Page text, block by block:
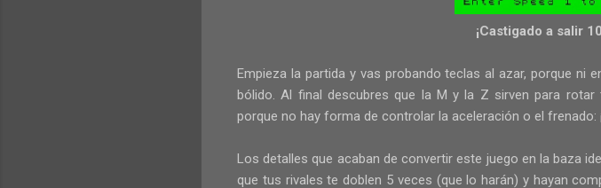
¡Castigado a salir
Empieza la partida y vas probando teclas al azar, porque
bólido. Al final descubres que la M y la Z sirven para
porque no hay forma de controlar la aceleración o el
Los detalles que acaban de convertir este juego en la baza
que tus rivales te doblen 5 veces (que lo harán) y hayan